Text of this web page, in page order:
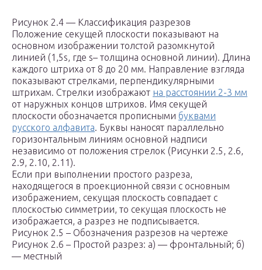
Рисунок 2.4 — Классификация разрезов
Положение секущей плоскости показывают на
основном изображении толстой разомкнутой
линией (1,5s, где s– толщина основной линии). Длина
каждого штриха от 8 до 20 мм. Направление взгляда
показывают стрелками, перпендикулярными
штрихам. Стрелки изображают на расстоянии 2-3 мм
от наружных концов штрихов. Имя секущей
плоскости обозначается прописными буквами
русского алфавита. Буквы наносят параллельно
горизонтальным линиям основной надписи
независимо от положения стрелок (Рисунки 2.5, 2.6,
2.9, 2.10, 2.11).
Если при выполнении простого разреза,
находящегося в проекционной связи с основным
изображением, секущая плоскость совпадает с
плоскостью симметрии, то секущая плоскость не
изображается, а разрез не подписывается.
Рисунок 2.5 – Обозначения разрезов на чертеже
Рисунок 2.6 – Простой разрез: а) — фронтальный; б)
— местный